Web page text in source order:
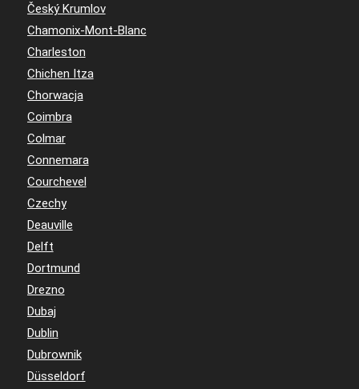
Český Krumlov
Chamonix-Mont-Blanc
Charleston
Chichen Itza
Chorwacja
Coimbra
Colmar
Connemara
Courchevel
Czechy
Deauville
Delft
Dortmund
Drezno
Dubaj
Dublin
Dubrownik
Düsseldorf